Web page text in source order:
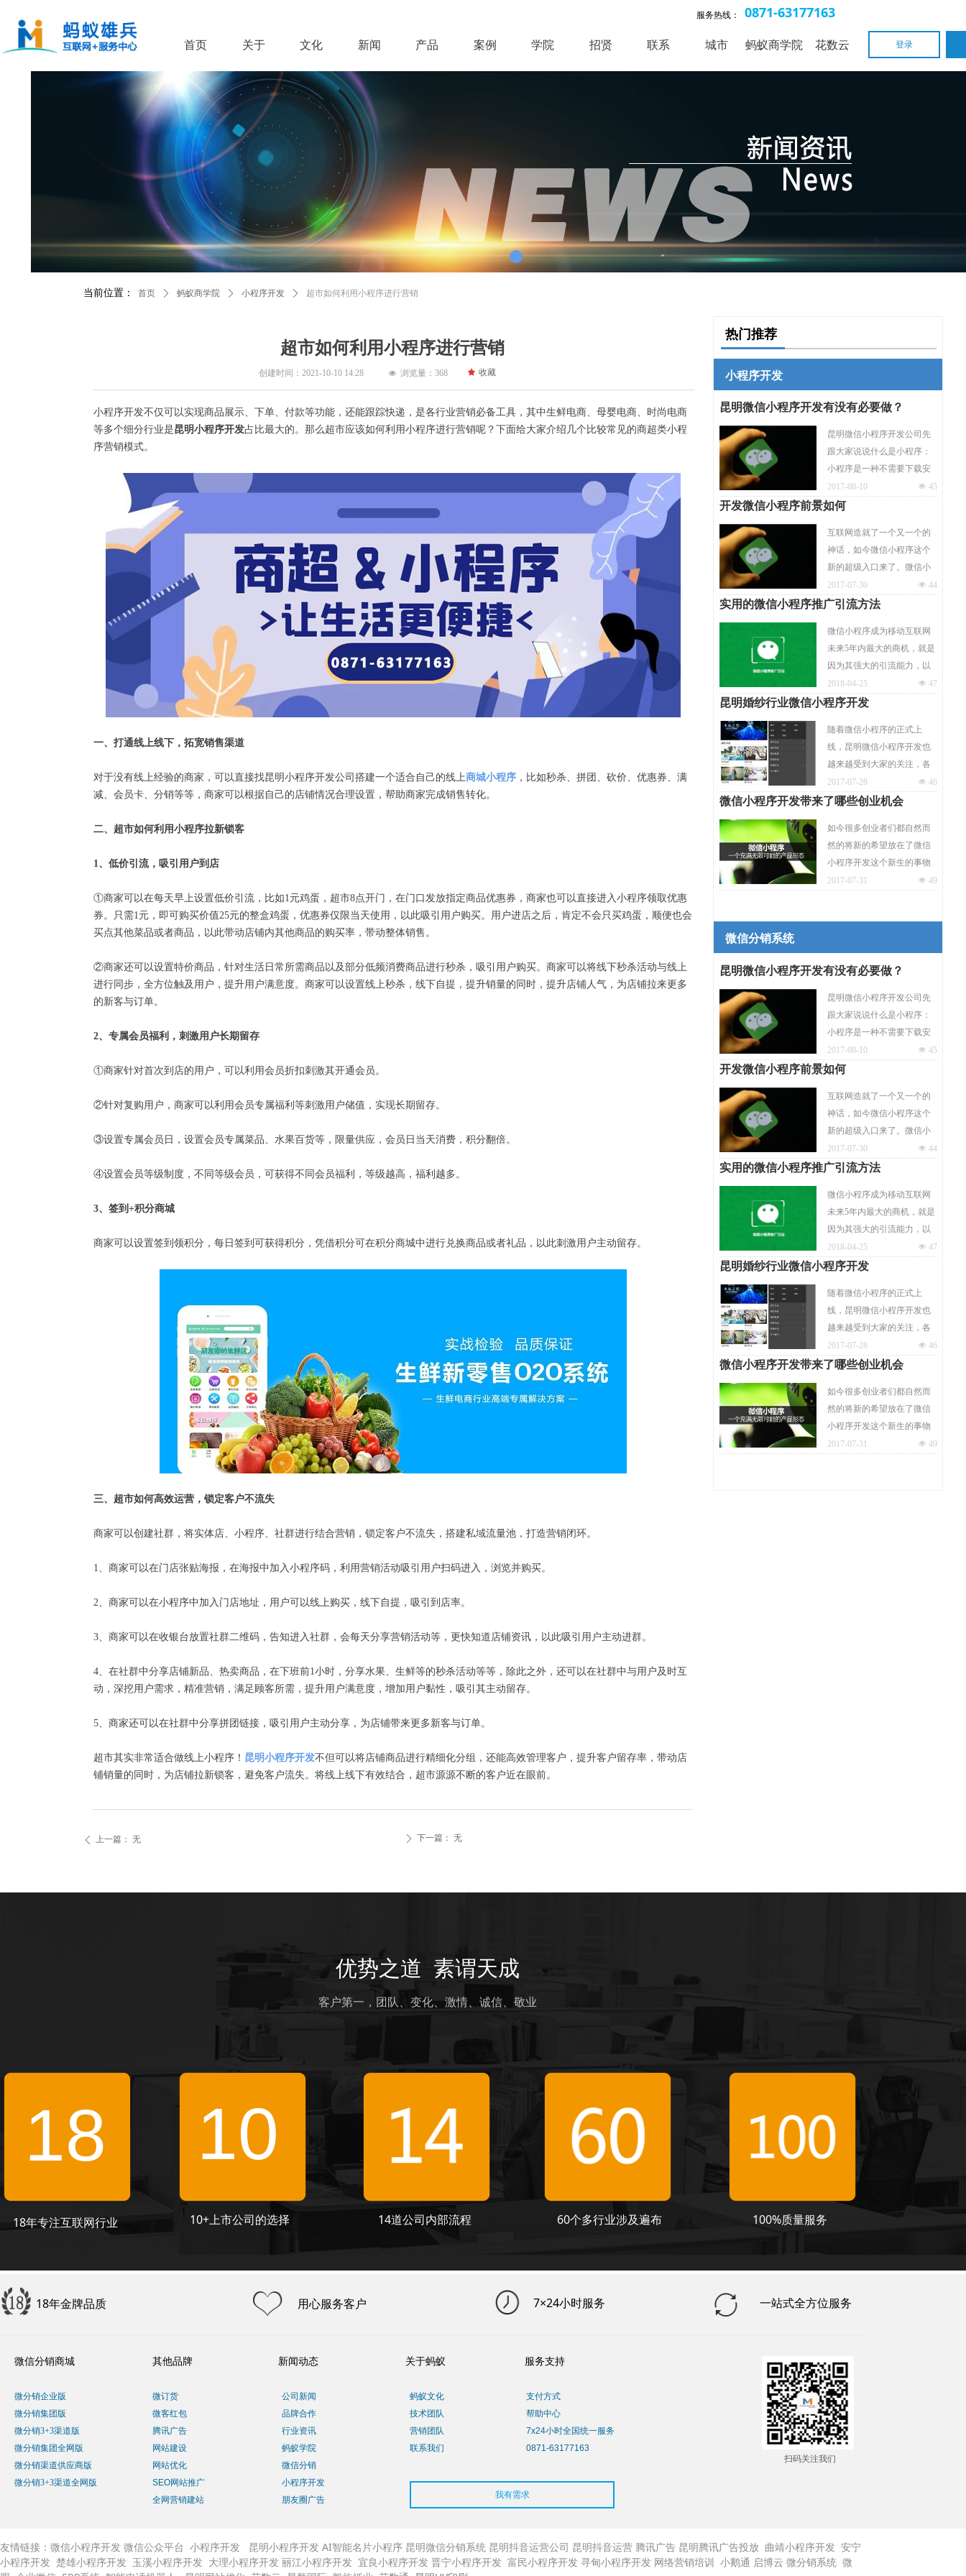
首页 关于 文化 新闻 产品 案例 学院 招贤 联系 城市 蚂蚁商学院 花数云
服务热线： 0871-63177163
登录
超市如何利用小程序进行营销
小程序开发不仅可以实现商品展示、下单、付款等功能，还能跟踪快递，是各行业营销必备工具，其中生鲜电商、母婴电商、时尚电商
等多个细分行业是昆明小程序开发占比最大的。那么超市应该如何利用小程序进行营销呢？下面给大家介绍几个比较常见的商超类小程
序营销模式。
一、打通线上线下，拓宽销售渠道
对于没有线上经验的商家，可以直接找昆明小程序开发公司搭建一个适合自己的线上商城小程序 ，比如秒杀、拼团、砍价、优惠券、满
减、会员卡、分销等等，商家可以根据自己的店铺情况合理设置，帮助商家完成销售转化。
二、超市如何利用小程序拉新锁客
1、低价引流，吸引用户到店
①商家可以在每天早上设置低价引流，比如1元鸡蛋，超市8点开门，在门口发放指定商品优惠券，商家也可以直接进入小程序领取优惠
券。只需1元，即可购买价值25元的整盒鸡蛋，优惠券仅限当天使用，以此吸引用户购买。用户进店之后，肯定不会只买鸡蛋，顺便也会
买点其他菜品或者商品，以此带动店铺内其他商品的购买率，带动整体销售。
②商家还可以设置特价商品，针对生活日常所需商品以及部分低频消费商品进行秒杀，吸引用户购买。商家可以将线下秒杀活动与线上
进行同步，全方位触及用户，提升用户满意度。商家可以设置线上秒杀，线下自提，提升销量的同时，提升店铺人气，为店铺拉来更多
的新客与订单。
2、专属会员福利，刺激用户长期留存
①商家针对首次到店的用户，可以利用会员折扣刺激其开通会员。
②针对复购用户，商家可以利用会员专属福利等刺激用户储值，实现长期留存。
③设置专属会员日，设置会员专属菜品、水果百货等，限量供应，会员日当天消费，积分翻倍。
④设置会员等级制度，不同等级会员，可获得不同会员福利，等级越高，福利越多。
3、签到+积分商城
商家可以设置签到领积分，每日签到可获得积分，凭借积分可在积分商城中进行兑换商品或者礼品，以此刺激用户主动留存。
三、超市如何高效运营，锁定客户不流失
商家可以创建社群，将实体店、小程序、社群进行结合营销，锁定客户不流失，搭建私域流量池，打造营销闭环。
1、商家可以在门店张贴海报，在海报中加入小程序码，利用营销活动吸引用户扫码进入，浏览并购买。
2、商家可以在小程序中加入门店地址，用户可以线上购买，线下自提，吸引到店率。
3、商家可以在收银台放置社群二维码，告知进入社群，会每天分享营销活动等，更快知道店铺资讯，以此吸引用户主动进群。
4、在社群中分享店铺新品、热卖商品，在下班前1小时，分享水果、生鲜等的秒杀活动等等，除此之外，还可以在社群中与用户及时互
动，深挖用户需求，精准营销，满足顾客所需，提升用户满意度，增加用户黏性，吸引其主动留存。
5、商家还可以在社群中分享拼团链接，吸引用户主动分享，为店铺带来更多新客与订单。
超市其实非常适合做线上小程序！ 昆明小程序开发不但可以将店铺商品进行精细化分组，还能高效管理客户，提升客户留存率，带动店
铺销量的同时，为店铺拉新锁客，避免客户流失。将线上线下有效结合，超市源源不断的客户近在眼前。
创建时间： 2021-10-10 14:28 넶 浏览量： 368 끄 收藏
ꄴ 上一篇： 无 ꄲ 下一篇： 无
首页 ꄲ 蚂蚁商学院 ꄲ 小程序开发 ꄲ 超市如何利用小程序进行营销
当前位置：
热门推荐
小程序开发
昆明微信小程序开发有没有必要做？
昆明微信小程序开发公司先
跟大家说说什么是小程序：
小程序是一种不需要下载安
装即可使用的应用，它实现
了应用“触手可及”的梦想，
打开应用，让线上线下畅通
无阻的一种新型模式。昆明
小程序开发体现了“用完即
走”的理念，用户不用关心是
否安装太多应用的问题，应
넶 45
2017-08-10
开发微信小程序前景如何
互联网造就了一个又一个的
神话，如今微信小程序这个
新的超级入口来了。微信小
程序的发展具备了“天时地利
人和”，无论是哪个方面都意
个行业获取红利的一个重要
部分，当然，对于线上的各
个行业微信小程序也有着巨
大的助力。小程序的未来现
在已经可以预期，而你开发
넶 44
2017-07-30
实用的微信小程序推广引流方法
微信小程序成为移动互联网
未来5年内最大的商机，就是
因为其强大的引流能力，以
及微信这个巨大的社交平台
所提供的助力。现在开发微
市场连接线下，从而为商家
带来更多的盈利机会。那么
小程序开发完成之后要怎么
推广呢？下面我们就来分享
几个比较实用的小程序推广
넶 47
2018-04-25
昆明婚纱行业微信小程序开发
随着微信小程序的正式上
线，昆明微信小程序开发也
越来越受到大家的关注，各
行各业也开始更加关注小程
序的发展动向，医疗，教育
么对于婚纱摄影行业该如何
开发微信小程序呢？
넶 46
2017-07-28
微信小程序开发带来了哪些创业机会
如今很多创业者们都自然而
然的将新的希望放在了微信
小程序开发这个新生的事物
上，那么小程序开发能给创
的金库，却不知道里面的金
넶 49
2017-07-31
微信分销系统
昆明微信小程序开发有没有必要做？
昆明微信小程序开发公司先
跟大家说说什么是小程序：
小程序是一种不需要下载安
装即可使用的应用，它实现
了应用“触手可及”的梦想，
打开应用，让线上线下畅通
无阻的一种新型模式。昆明
小程序开发体现了“用完即
走”的理念，用户不用关心是
否安装太多应用的问题，应
넶 45
2017-08-10
开发微信小程序前景如何
互联网造就了一个又一个的
神话，如今微信小程序这个
新的超级入口来了。微信小
程序的发展具备了“天时地利
人和”，无论是哪个方面都意
个行业获取红利的一个重要
部分，当然，对于线上的各
个行业微信小程序也有着巨
大的助力。小程序的未来现
在已经可以预期，而你开发
넶 44
2017-07-30
实用的微信小程序推广引流方法
微信小程序成为移动互联网
未来5年内最大的商机，就是
因为其强大的引流能力，以
及微信这个巨大的社交平台
所提供的助力。现在开发微
市场连接线下，从而为商家
带来更多的盈利机会。那么
小程序开发完成之后要怎么
推广呢？下面我们就来分享
几个比较实用的小程序推广
넶 47
2018-04-25
昆明婚纱行业微信小程序开发
随着微信小程序的正式上
线，昆明微信小程序开发也
越来越受到大家的关注，各
行各业也开始更加关注小程
序的发展动向，医疗，教育
么对于婚纱摄影行业该如何
开发微信小程序呢？
넶 46
2017-07-28
微信小程序开发带来了哪些创业机会
如今很多创业者们都自然而
然的将新的希望放在了微信
小程序开发这个新生的事物
上，那么小程序开发能给创
넶 49
2017-07-31
客户第一，团队、变化、激情、诚信、敬业
优势之道 素谓天成
18年专注互联网行业 10+上市公司的选择 14道公司内部流程 60个多行业涉及遍布 100%质量服务
微信分销商城
一站式全方位服务
服务支持
其他品牌 新闻动态
7×24小时服务
18年金牌品质 用心服务客户
关于蚂蚁
扫码关注我们
微分销企业版
微分销集团版
微分销3+3渠道版
微分销集团全网版
微分销渠道供应商版
微分销3+3渠道全网版
微订货
微客红包
腾讯广告
网站建设
网站优化
SEO网站推广
全网营销建站
公司新闻
品牌合作
行业资讯
蚂蚁学院
微信分销
小程序开发
朋友圈广告
蚂蚁文化
技术团队
营销团队
联系我们
支付方式
帮助中心
7x24小时全国统一服务
0871-63177163
我有需求
友情链接： 微信小程序开发 微信公众平台 小程序开发 昆明小程序开发 AI智能名片小程序 昆明微信分销系统 昆明抖音运营公司 昆明抖音运营 腾讯广告 昆明腾讯广告投放 曲靖小程序开发 安宁
小程序开发 楚雄小程序开发 玉溪小程序开发 大理小程序开发 丽江小程序开发 宜良小程序开发 晋宁小程序开发 富民小程序开发 寻甸小程序开发 网络营销培训 小鹅通 启博云 微分销系统 微
18 10